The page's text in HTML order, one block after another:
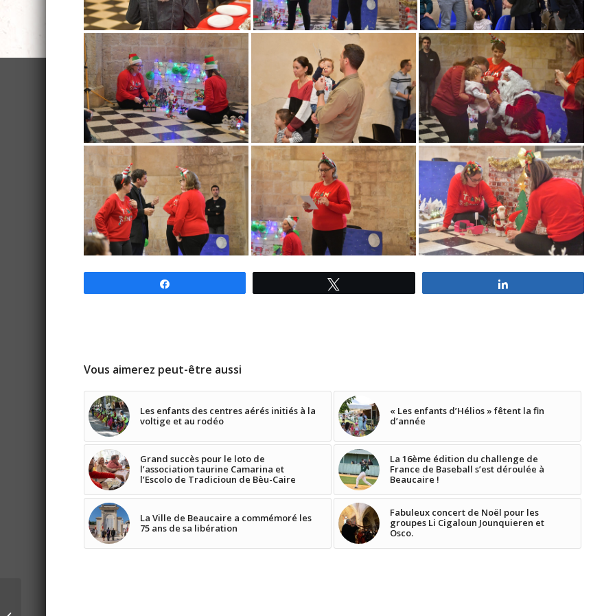
Vous aimerez peut-être aussi
Les enfants des centres aérés initiés à la
voltige et au rodéo
« Les enfants d’Hélios » fêtent la fin
d’année
Grand succès pour le loto de
l’association taurine Camarina et
l’Escolo de Tradicioun de Bèu-Caire
La 16ème édition du challenge de
France de Baseball s’est déroulée à
Beaucaire !
La Ville de Beaucaire a commémoré les
75 ans de sa libération
Fabuleux concert de Noël pour les
groupes Li Cigaloun Jounquieren et
Osco.